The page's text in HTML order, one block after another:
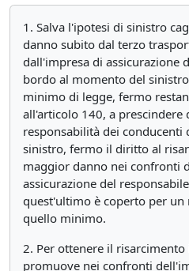
1. Salva l'ipotesi di sinistro
danno subito dal terzo
dall'impresa di assicurazione
bordo al momento del
minimo di legge, fermo
all'articolo 140, a prescindere
responsabilità dei conducenti
sinistro, fermo il diritto al
maggior danno nei confronti
assicurazione del
quest'ultimo è coperto per un
quello minimo.
2. Per ottenere il
promuove nei confronti